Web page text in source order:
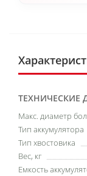
ТЕХНИЧЕСКИЕ
Макс. диаметр
Тип аккумулятора
Тип хвостовика
Вес, кг
Емкость